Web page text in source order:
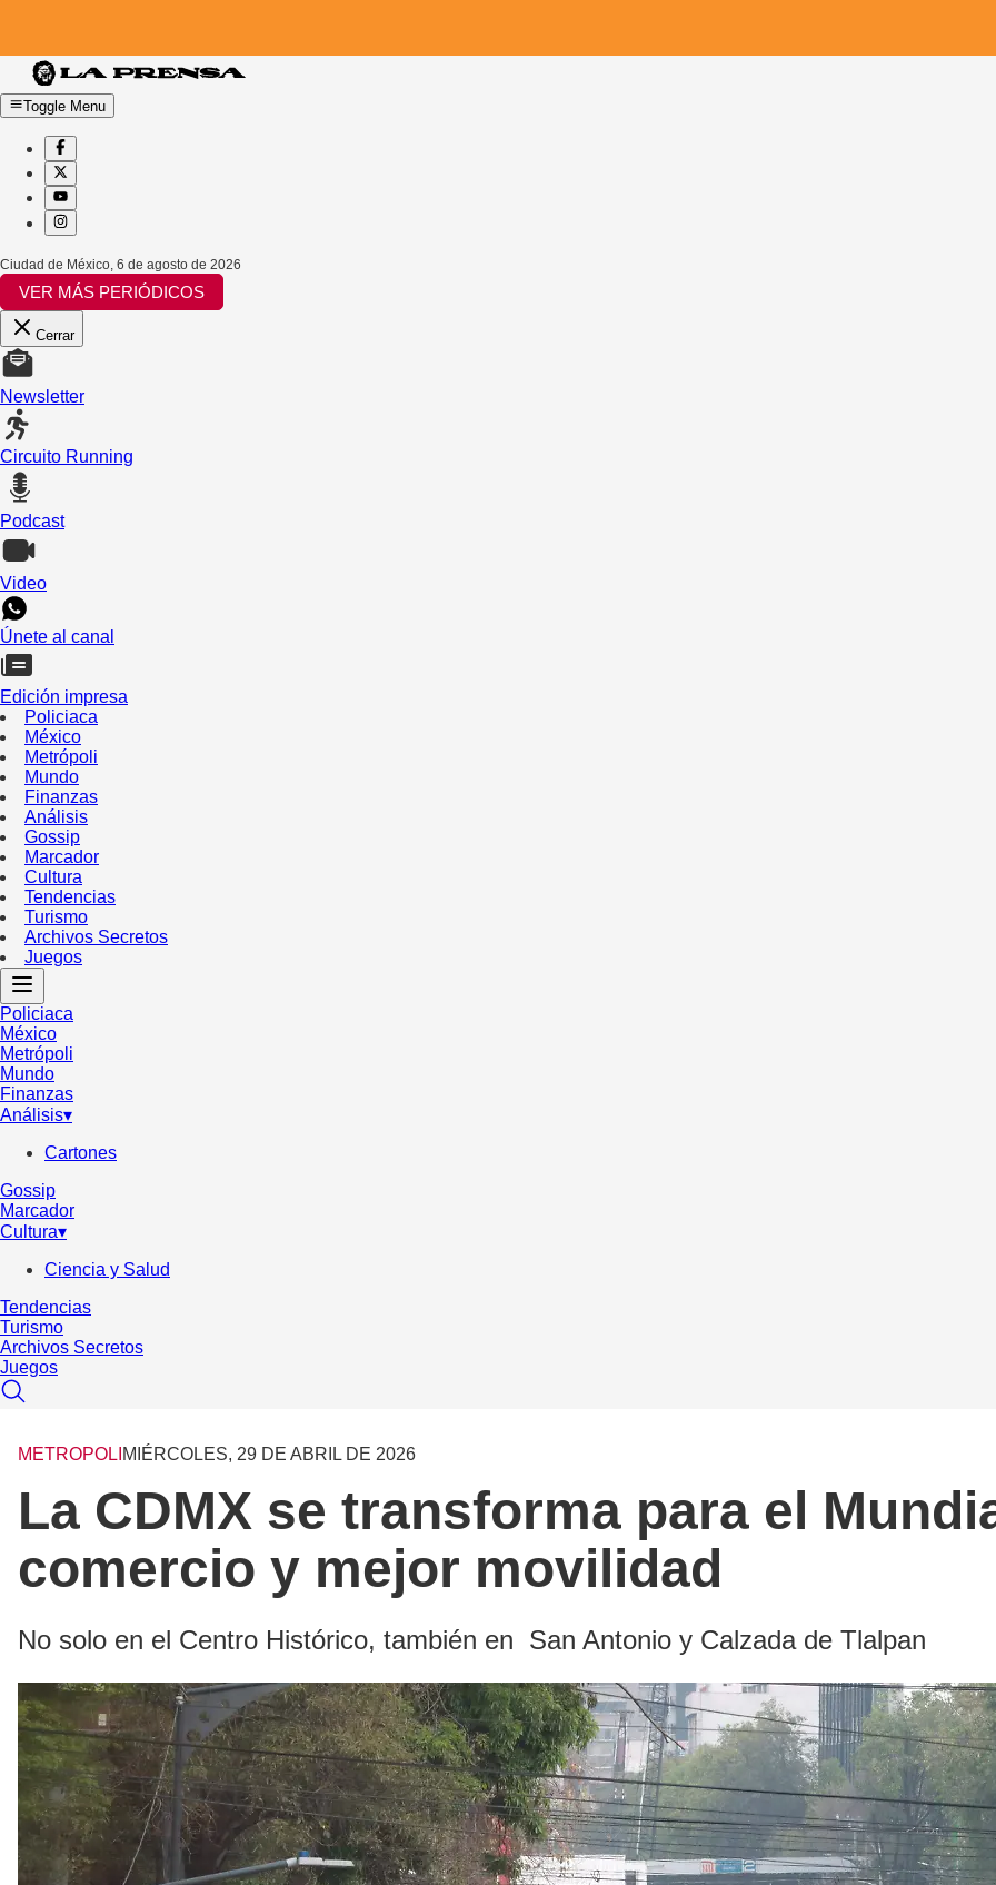
Toggle Menu
Ciudad de México 6 de agosto de 2026
VER MÁS PERIÓDICOS
Cerrar
Newsletter
Circuito Running
Podcast
Video
Únete al canal
Edición impresa
Policiaca
México
Metrópoli
Mundo
Finanzas
Análisis
Gossip
Marcador
Cultura
Tendencias
Turismo
Archivos Secretos
Juegos
Policiaca
México
Metrópoli
Mundo
Finanzas
Análisis▾
Cartones
Gossip
Marcador
Cultura▾
Ciencia y Salud
Tendencias
Turismo
Archivos Secretos
Juegos
METROPOLI MIÉRCOLES, 29 DE ABRIL DE 2026
La CDMX se transforma para el
comercio y mejor movilidad
No solo en el Centro Histórico, también en San Antonio y Calzada de Tlalpan